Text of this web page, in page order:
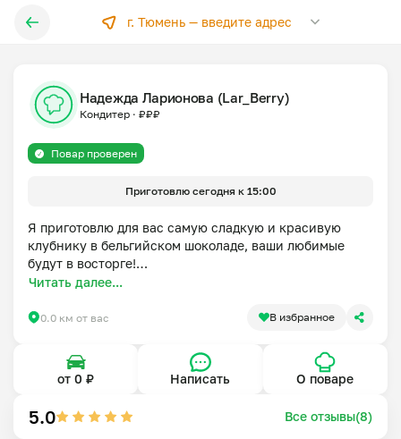
г. Тюмень — введите адрес
Надежда Ларионова (Lar_Berry)
Кондитер · ₽₽₽
Повар проверен
Приготовлю сегодня к 15:00
Я приготовлю для вас самую сладкую и красивую
клубнику в бельгийском шоколаде, ваши любимые
будут в восторге!
Королевские финики в бельгийском шоколаде с
вкусовые рецепторы !
Аренда шоколадного фонтана!
Читать далее...
0.0 км от вас В избранное
от 0 ₽ Написать О поваре
5.0 Все отзывы(8)